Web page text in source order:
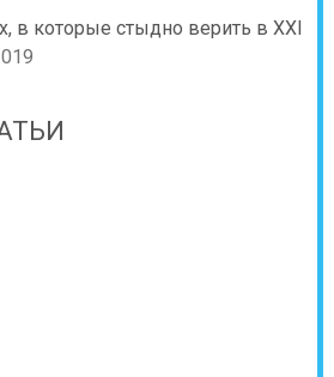
в которые стыдно верить в XXI